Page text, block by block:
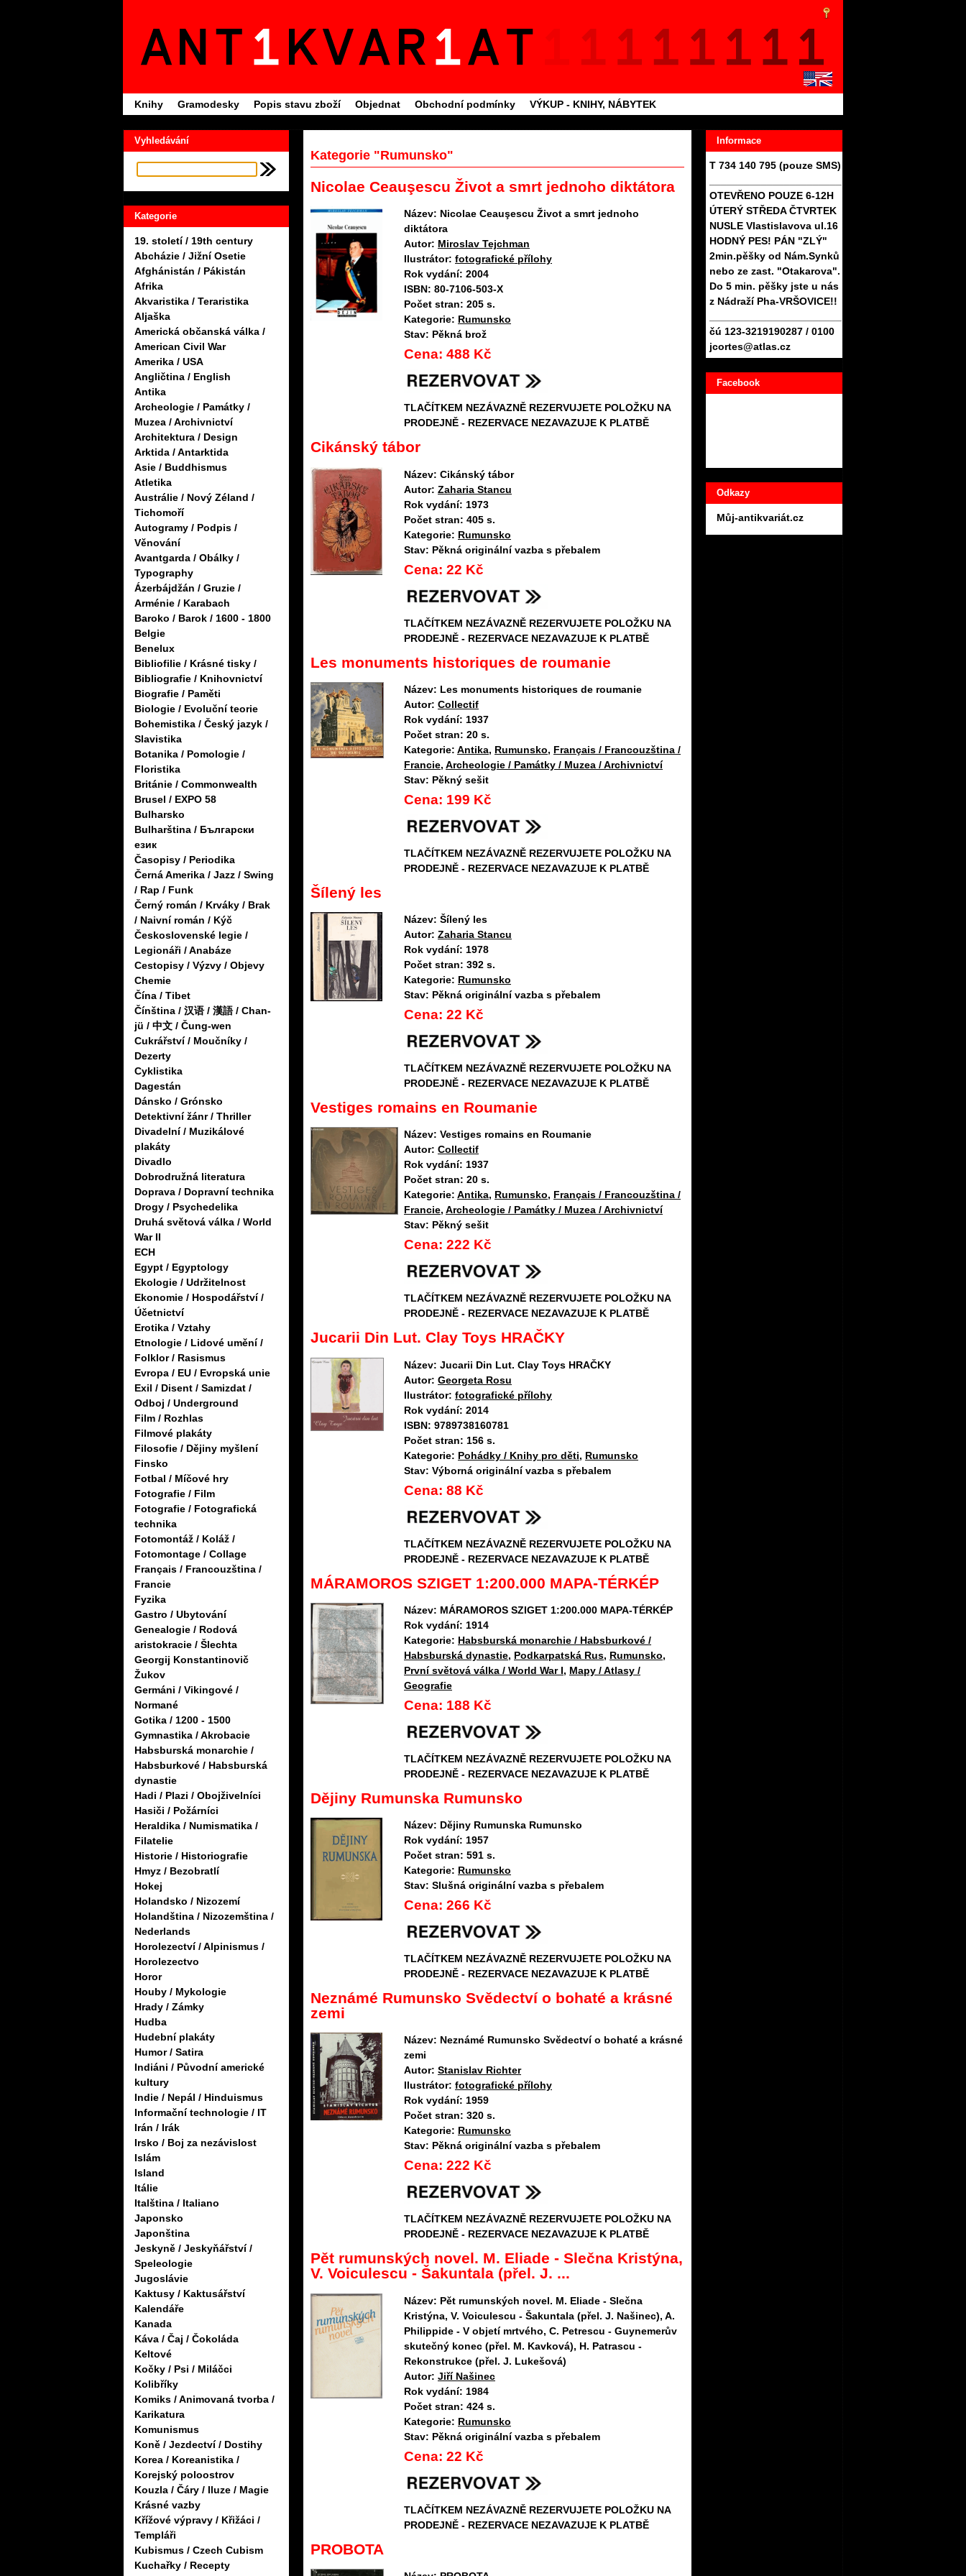
Knihy Gramodesky Popis stavu zboží Objednat Obchodní podmínky VÝKUP - KNIHY, NÁBYTEK
Vyhledávání
Kategorie
19. století / 19th century
Abcházie / Jižní Osetie
Afghánistán / Pákistán
Afrika
Akvaristika / Teraristika
Aljaška
Americká občanská válka /
American Civil War
Amerika / USA
Angličtina / English
Antika
Archeologie / Památky /
Muzea / Archivnictví
Architektura / Design
Arktida / Antarktida
Asie / Buddhismus
Atletika
Austrálie / Nový Zéland /
Tichomoří
Autogramy / Podpis /
Věnování
Avantgarda / Obálky /
Typography
Ázerbájdžán / Gruzie /
Arménie / Karabach
Baroko / Barok / 1600 - 1800
Belgie
Benelux
Bibliofilie / Krásné tisky /
Bibliografie / Knihovnictví
Biografie / Paměti
Biologie / Evoluční teorie
Bohemistika / Český jazyk /
Slavistika
Botanika / Pomologie /
Floristika
Británie / Commonwealth
Brusel / EXPO 58
Bulharsko
Bulharština / Български
език
Časopisy / Periodika
Černá Amerika / Jazz / Swing
/ Rap / Funk
Černý román / Krváky / Brak
/ Naivní román / Kýč
Československé legie /
Legionáři / Anabáze
Cestopisy / Výzvy / Objevy
Chemie
Čína / Tibet
Čínština / 汉语 / 漢語 / Chan-
jü / 中文 / Čung-wen
Cukrářství / Moučníky /
Dezerty
Cyklistika
Dagestán
Dánsko / Grónsko
Detektivní žánr / Thriller
Divadelní / Muzikálové
plakáty
Divadlo
Dobrodružná literatura
Doprava / Dopravní technika
Drogy / Psychedelika
Druhá světová válka / World
War II
ECH
Egypt / Egyptology
Ekologie / Udržitelnost
Ekonomie / Hospodářství /
Účetnictví
Erotika / Vztahy
Etnologie / Lidové umění /
Folklor / Rasismus
Evropa / EU / Evropská unie
Exil / Disent / Samizdat /
Odboj / Underground
Film / Rozhlas
Filmové plakáty
Filosofie / Dějiny myšlení
Finsko
Fotbal / Míčové hry
Fotografie / Film
Fotografie / Fotografická
technika
Fotomontáž / Koláž /
Fotomontage / Collage
Français / Francouzština /
Francie
Fyzika
Gastro / Ubytování
Genealogie / Rodová
aristokracie / Šlechta
Georgij Konstantinovič
Žukov
Germáni / Vikingové /
Normané
Gotika / 1200 - 1500
Gymnastika / Akrobacie
Habsburská monarchie /
Habsburkové / Habsburská
dynastie
Hadi / Plazi / Obojživelníci
Hasiči / Požárníci
Heraldika / Numismatika /
Filatelie
Historie / Historiografie
Hmyz / Bezobratlí
Hokej
Holandsko / Nizozemí
Holandština / Nizozemština /
Nederlands
Horolezectví / Alpinismus /
Horolezectvo
Horor
Houby / Mykologie
Hrady / Zámky
Hudba
Hudební plakáty
Humor / Satira
Indiáni / Původní americké
kultury
Indie / Nepál / Hinduismus
Informační technologie / IT
Irán / Irák
Irsko / Boj za nezávislost
Islám
Island
Itálie
Italština / Italiano
Japonsko
Japonština
Jeskyně / Jeskyňářství /
Speleologie
Jugoslávie
Kaktusy / Kaktusářství
Kalendáře
Kanada
Káva / Čaj / Čokoláda
Keltové
Kočky / Psi / Miláčci
Kolibříky
Komiks / Animovaná tvorba /
Karikatura
Komunismus
Koně / Jezdectví / Dostihy
Korea / Koreanistika /
Korejský poloostrov
Kouzla / Čáry / Iluze / Magie
Krásné vazby
Křížové výpravy / Křižáci /
Templáři
Kubismus / Czech Cubism
Kuchařky / Recepty
Informace
T 734 140 795 (pouze SMS)
OTEVŘENO POUZE 6-12H
ÚTERÝ STŘEDA ČTVRTEK
NUSLE Vlastislavova ul.16
HODNÝ PES! PÁN "ZLÝ"
2min.pěšky od Nám.Synků
nebo ze zast. "Otakarova".
Do 5 min. pěšky jste u nás
z Nádraží Pha-VRŠOVICE!!
čú 123-3219190287 / 0100
jcortes@atlas.cz
Facebook
Odkazy
Můj-antikvariát.cz
Kategorie "Rumunsko"
Nicolae Ceauşescu Život a smrt jednoho diktátora
Název: Nicolae Ceauşescu Život a smrt jednoho
diktátora
Autor: Miroslav Tejchman
Ilustrátor: fotografické přílohy
Rok vydání: 2004
ISBN: 80-7106-503-X
Počet stran: 205 s.
Kategorie: Rumunsko
Stav: Pěkná brož
Cena: 488 Kč
TLAČÍTKEM NEZÁVAZNĚ REZERVUJETE POLOŽKU NA
PRODEJNĚ - REZERVACE NEZAVAZUJE K PLATBĚ
Cikánský tábor
Název: Cikánský tábor
Autor: Zaharia Stancu
Rok vydání: 1973
Počet stran: 405 s.
Kategorie: Rumunsko
Stav: Pěkná originální vazba s přebalem
Cena: 22 Kč
TLAČÍTKEM NEZÁVAZNĚ REZERVUJETE POLOŽKU NA
PRODEJNĚ - REZERVACE NEZAVAZUJE K PLATBĚ
Les monuments historiques de roumanie
Název: Les monuments historiques de roumanie
Autor: Collectif
Rok vydání: 1937
Počet stran: 20 s.
Kategorie: Antika, Rumunsko, Français / Francouzština /
Francie, Archeologie / Památky / Muzea / Archivnictví
Stav: Pěkný sešit
Cena: 199 Kč
TLAČÍTKEM NEZÁVAZNĚ REZERVUJETE POLOŽKU NA
PRODEJNĚ - REZERVACE NEZAVAZUJE K PLATBĚ
Šílený les
Název: Šílený les
Autor: Zaharia Stancu
Rok vydání: 1978
Počet stran: 392 s.
Kategorie: Rumunsko
Stav: Pěkná originální vazba s přebalem
Cena: 22 Kč
TLAČÍTKEM NEZÁVAZNĚ REZERVUJETE POLOŽKU NA
PRODEJNĚ - REZERVACE NEZAVAZUJE K PLATBĚ
Vestiges romains en Roumanie
Název: Vestiges romains en Roumanie
Autor: Collectif
Rok vydání: 1937
Počet stran: 20 s.
Kategorie: Antika, Rumunsko, Français / Francouzština /
Francie, Archeologie / Památky / Muzea / Archivnictví
Stav: Pěkný sešit
Cena: 222 Kč
TLAČÍTKEM NEZÁVAZNĚ REZERVUJETE POLOŽKU NA
PRODEJNĚ - REZERVACE NEZAVAZUJE K PLATBĚ
Jucarii Din Lut. Clay Toys HRAČKY
Název: Jucarii Din Lut. Clay Toys HRAČKY
Autor: Georgeta Rosu
Ilustrátor: fotografické přílohy
Rok vydání: 2014
ISBN: 9789738160781
Počet stran: 156 s.
Kategorie: Pohádky / Knihy pro děti, Rumunsko
Stav: Výborná originální vazba s přebalem
Cena: 88 Kč
TLAČÍTKEM NEZÁVAZNĚ REZERVUJETE POLOŽKU NA
PRODEJNĚ - REZERVACE NEZAVAZUJE K PLATBĚ
MÁRAMOROS SZIGET 1:200.000 MAPA-TÉRKÉP
Název: MÁRAMOROS SZIGET 1:200.000 MAPA-TÉRKÉP
Rok vydání: 1914
Kategorie: Habsburská monarchie / Habsburkové /
Habsburská dynastie, Podkarpatská Rus, Rumunsko,
První světová válka / World War I, Mapy / Atlasy /
Geografie
Cena: 188 Kč
TLAČÍTKEM NEZÁVAZNĚ REZERVUJETE POLOŽKU NA
PRODEJNĚ - REZERVACE NEZAVAZUJE K PLATBĚ
Dějiny Rumunska Rumunsko
Název: Dějiny Rumunska Rumunsko
Rok vydání: 1957
Počet stran: 591 s.
Kategorie: Rumunsko
Stav: Slušná originální vazba s přebalem
Cena: 266 Kč
TLAČÍTKEM NEZÁVAZNĚ REZERVUJETE POLOŽKU NA
PRODEJNĚ - REZERVACE NEZAVAZUJE K PLATBĚ
Neznámé Rumunsko Svědectví o bohaté a krásné
zemi
Název: Neznámé Rumunsko Svědectví o bohaté a krásné
zemi
Autor: Stanislav Richter
Ilustrátor: fotografické přílohy
Rok vydání: 1959
Počet stran: 320 s.
Kategorie: Rumunsko
Stav: Pěkná originální vazba s přebalem
Cena: 222 Kč
TLAČÍTKEM NEZÁVAZNĚ REZERVUJETE POLOŽKU NA
PRODEJNĚ - REZERVACE NEZAVAZUJE K PLATBĚ
Pět rumunských novel. M. Eliade - Slečna Kristýna,
V. Voiculescu - Šakuntala (přel. J. ...
Název: Pět rumunských novel. M. Eliade - Slečna
Kristýna, V. Voiculescu - Šakuntala (přel. J. Našinec), A.
Philippide - V objetí mrtvého, C. Petrescu - Guynemerův
skutečný konec (přel. M. Kavková), H. Patrascu -
Rekonstrukce (přel. J. Lukešová)
Autor: Jiří Našinec
Rok vydání: 1984
Počet stran: 424 s.
Kategorie: Rumunsko
Stav: Pěkná originální vazba s přebalem
Cena: 22 Kč
TLAČÍTKEM NEZÁVAZNĚ REZERVUJETE POLOŽKU NA
PRODEJNĚ - REZERVACE NEZAVAZUJE K PLATBĚ
PROBOTA